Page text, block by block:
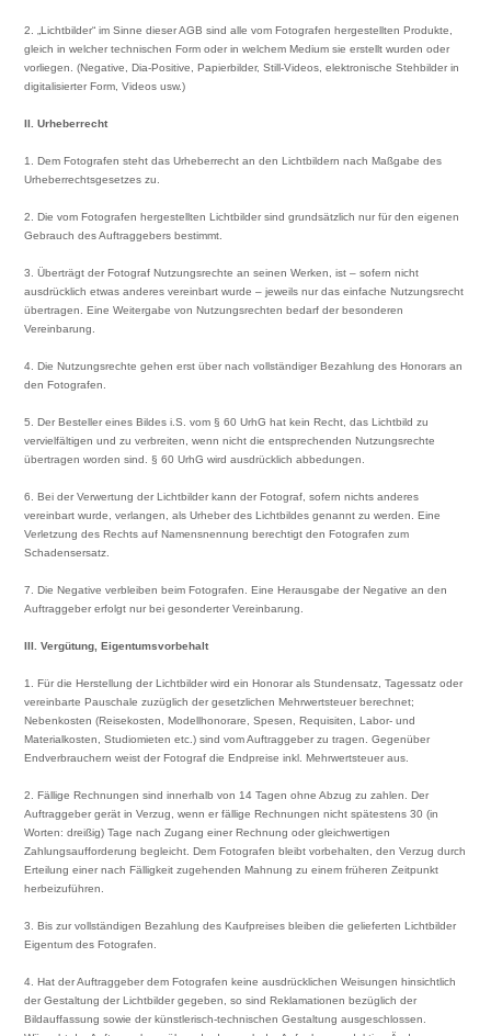
2. „Lichtbilder“ im Sinne dieser AGB sind alle vom Fotografen hergestellten Produkte,
gleich in welcher technischen Form oder in welchem Medium sie erstellt wurden oder
vorliegen. (Negative, Dia-Positive, Papierbilder, Still-Videos, elektronische Stehbilder in
digitalisierter Form, Videos usw.)
II. Urheberrecht
1. Dem Fotografen steht das Urheberrecht an den Lichtbildern nach Maßgabe des
Urheberrechtsgesetzes zu.
2. Die vom Fotografen hergestellten Lichtbilder sind grundsätzlich nur für den eigenen
Gebrauch des Auftraggebers bestimmt.
3. Überträgt der Fotograf Nutzungsrechte an seinen Werken, ist – sofern nicht
ausdrücklich etwas anderes vereinbart wurde – jeweils nur das einfache Nutzungsrecht
übertragen. Eine Weitergabe von Nutzungsrechten bedarf der besonderen
Vereinbarung.
4. Die Nutzungsrechte gehen erst über nach vollständiger Bezahlung des Honorars an
den Fotografen.
5. Der Besteller eines Bildes i.S. vom § 60 UrhG hat kein Recht, das Lichtbild zu
vervielfältigen und zu verbreiten, wenn nicht die entsprechenden Nutzungsrechte
übertragen worden sind. § 60 UrhG wird ausdrücklich abbedungen.
6. Bei der Verwertung der Lichtbilder kann der Fotograf, sofern nichts anderes
vereinbart wurde, verlangen, als Urheber des Lichtbildes genannt zu werden. Eine
Verletzung des Rechts auf Namensnennung berechtigt den Fotografen zum
Schadensersatz.
7. Die Negative verbleiben beim Fotografen. Eine Herausgabe der Negative an den
Auftraggeber erfolgt nur bei gesonderter Vereinbarung.
III. Vergütung, Eigentumsvorbehalt
1. Für die Herstellung der Lichtbilder wird ein Honorar als Stundensatz, Tagessatz oder
vereinbarte Pauschale zuzüglich der gesetzlichen Mehrwertsteuer berechnet;
Nebenkosten (Reisekosten, Modellhonorare, Spesen, Requisiten, Labor- und
Materialkosten, Studiomieten etc.) sind vom Auftraggeber zu tragen. Gegenüber
Endverbrauchern weist der Fotograf die Endpreise inkl. Mehrwertsteuer aus.
2. Fällige Rechnungen sind innerhalb von 14 Tagen ohne Abzug zu zahlen. Der
Auftraggeber gerät in Verzug, wenn er fällige Rechnungen nicht spätestens 30 (in
Worten: dreißig) Tage nach Zugang einer Rechnung oder gleichwertigen
Zahlungsaufforderung begleicht. Dem Fotografen bleibt vorbehalten, den Verzug durch
Erteilung einer nach Fälligkeit zugehenden Mahnung zu einem früheren Zeitpunkt
herbeizuführen.
3. Bis zur vollständigen Bezahlung des Kaufpreises bleiben die gelieferten Lichtbilder
Eigentum des Fotografen.
4. Hat der Auftraggeber dem Fotografen keine ausdrücklichen Weisungen hinsichtlich
der Gestaltung der Lichtbilder gegeben, so sind Reklamationen bezüglich der
Bildauffassung sowie der künstlerisch-technischen Gestaltung ausgeschlossen.